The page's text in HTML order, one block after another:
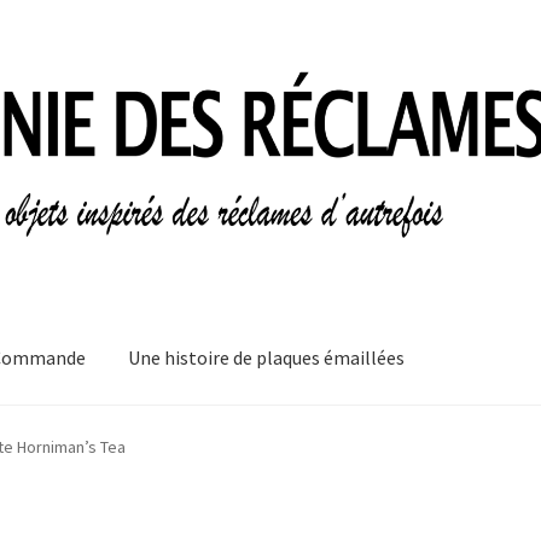
Une histoire de plaques émaillées
Informations légales
Horniman’s Tea